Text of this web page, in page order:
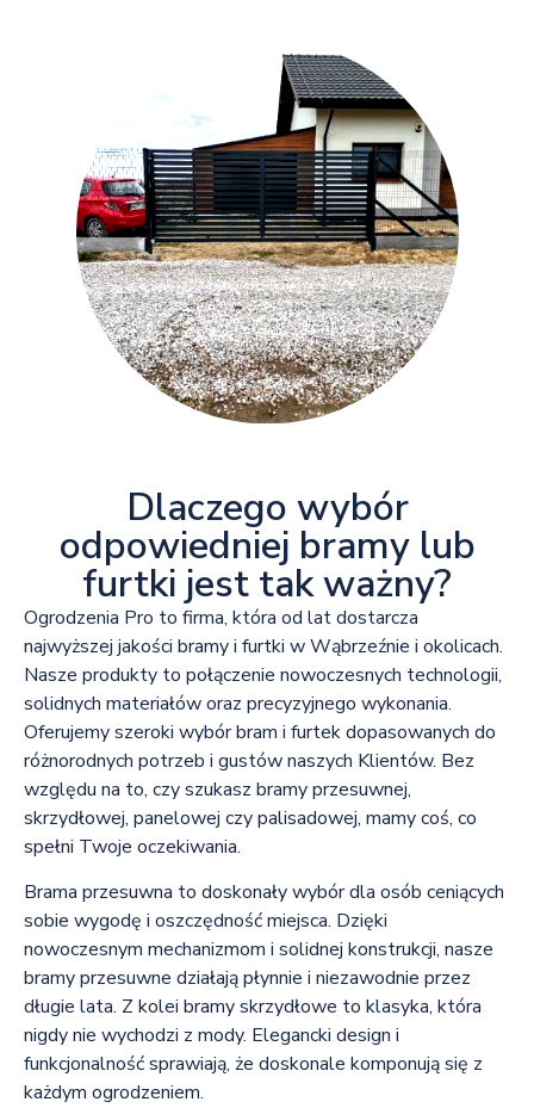
Dlaczego wybór
odpowiedniej bramy lub
furtki jest tak ważny?
Ogrodzenia Pro to firma, która od lat dostarcza
najwyższej jakości bramy i furtki w Wąbrzeźnie i okolicach.
Nasze produkty to połączenie nowoczesnych technologii,
solidnych materiałów oraz precyzyjnego wykonania.
Oferujemy szeroki wybór bram i furtek dopasowanych do
różnorodnych potrzeb i gustów naszych Klientów. Bez
względu na to, czy szukasz bramy przesuwnej,
skrzydłowej, panelowej czy palisadowej, mamy coś, co
spełni Twoje oczekiwania.
Brama przesuwna to doskonały wybór dla osób ceniących
sobie wygodę i oszczędność miejsca. Dzięki
nowoczesnym mechanizmom i solidnej konstrukcji, nasze
bramy przesuwne działają płynnie i niezawodnie przez
długie lata. Z kolei bramy skrzydłowe to klasyka, która
nigdy nie wychodzi z mody. Elegancki design i
funkcjonalność sprawiają, że doskonale komponują się z
każdym ogrodzeniem.